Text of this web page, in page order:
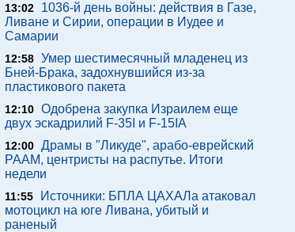
13:02
1036-й день войны: действия в Газе,
Ливане и Сирии, операции в Иудее и
Самарии
12:58 Умер шестимесячный младенец из
Бней-Брака, задохнувшийся из-за
пластикового пакета
12:10 Одобрена закупка Израилем еще
двух эскадрилий F-35I и F-15IA
12:00 Драмы в "Ликуде", арабо-еврейский
РААМ, центристы на распутье. Итоги
недели
11:55
Источники: БПЛА ЦАХАЛа атаковал
мотоцикл на юге Ливана, убитый и
раненый